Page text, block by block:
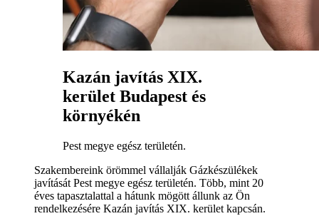
Kazán javítás XIX.
kerület Budapest és
környékén
Pest megye egész területén.
Szakembereink örömmel vállalják Gázkészülékek
javítását Pest megye egész területén. Több, mint 20
éves tapasztalattal a hátunk mögött állunk az Ön
rendelkezésére Kazán javítás XIX. kerület kapcsán.